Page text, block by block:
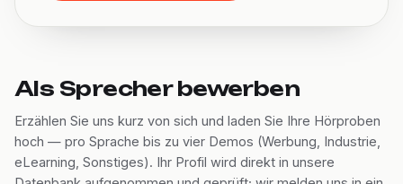
Als Sprecher bewerben
Erzählen Sie uns kurz von sich und laden Sie Ihre Hörproben
hoch — pro Sprache bis zu vier Demos (Werbung, Industrie,
eLearning, Sonstiges). Ihr Profil wird direkt in unsere